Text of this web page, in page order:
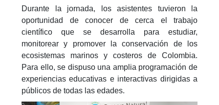
Durante la jornada, los asistentes tuvieron la
oportunidad de conocer de cerca el trabajo
científico que se desarrolla para estudiar,
monitorear y promover la conservación de los
ecosistemas marinos y costeros de Colombia.
Para ello, se dispuso una amplia programación de
experiencias educativas e interactivas dirigidas a
públicos de todas las edades.